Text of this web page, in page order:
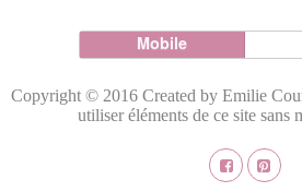
Mobile
Copyright © 2016 Created by Emilie
utiliser éléments de ce site sans